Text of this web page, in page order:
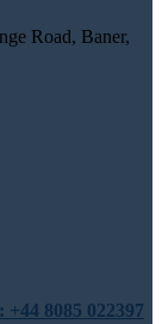
Road, Baner,
+44 8085 022397